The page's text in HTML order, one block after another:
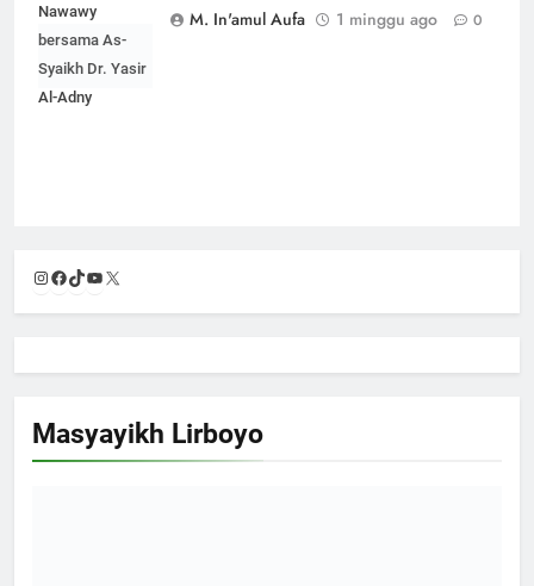
Nawawy
bersama As-
Syaikh Dr. Yasir
Al-Adny
M. In'amul Aufa
1 minggu ago 0
Instagram
Facebook
TikTok
YouTube
Masyayikh Lirboyo